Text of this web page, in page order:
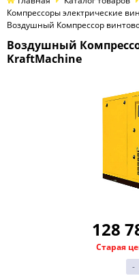
Компрессоры электрические
Воздушный Компрессор
Воздушный
KraftMachine
128
Старая
-